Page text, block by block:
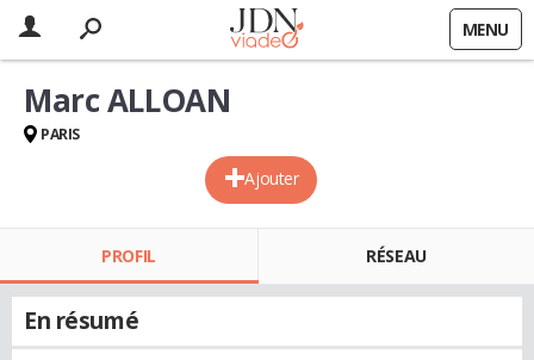
MENU
Ajouter
Marc ALLOAN
PARIS
PROFIL RÉSEAU
En résumé